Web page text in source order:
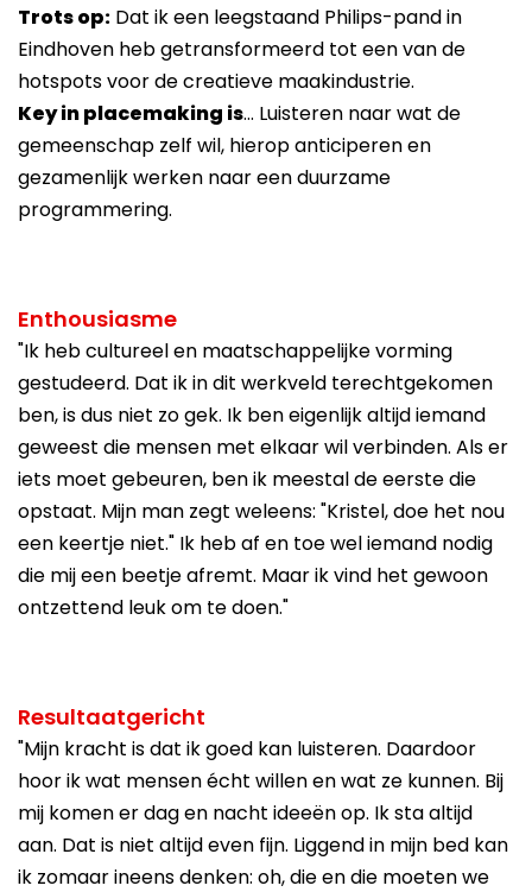
Trots op: Dat ik een leegstaand Philips-pand in
Eindhoven heb getransformeerd tot een van de
hotspots voor de creatieve maakindustrie.
Key in placemaking is… Luisteren naar wat de
gemeenschap zelf wil, hierop anticiperen en
gezamenlijk werken naar een duurzame
programmering.
Enthousiasme
"Ik heb cultureel en maatschappelijke vorming
gestudeerd. Dat ik in dit werkveld terechtgekomen
ben, is dus niet zo gek. Ik ben eigenlijk altijd iemand
geweest die mensen met elkaar wil verbinden. Als er
iets moet gebeuren, ben ik meestal de eerste die
opstaat. Mijn man zegt weleens: "Kristel, doe het nou
een keertje niet." Ik heb af en toe wel iemand nodig
die mij een beetje afremt. Maar ik vind het gewoon
ontzettend leuk om te doen."
Resultaatgericht
"Mijn kracht is dat ik goed kan luisteren. Daardoor
hoor ik wat mensen écht willen en wat ze kunnen. Bij
mij komen er dag en nacht ideeën op. Ik sta altijd
aan. Dat is niet altijd even fijn. Liggend in mijn bed kan
ik zomaar ineens denken: oh, die en die moeten we